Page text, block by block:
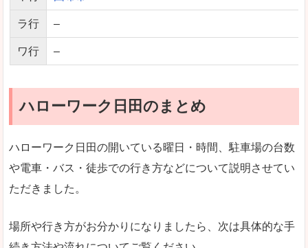
ラ行 –
ワ行 –
ハローワーク日田のまとめ
ハローワーク日田の開いている曜日・時間、駐車場の台数
や電車・バス・徒歩での行き方などについて説明させてい
ただきました。
場所や行き方がお分かりになりましたら、次は具体的な手